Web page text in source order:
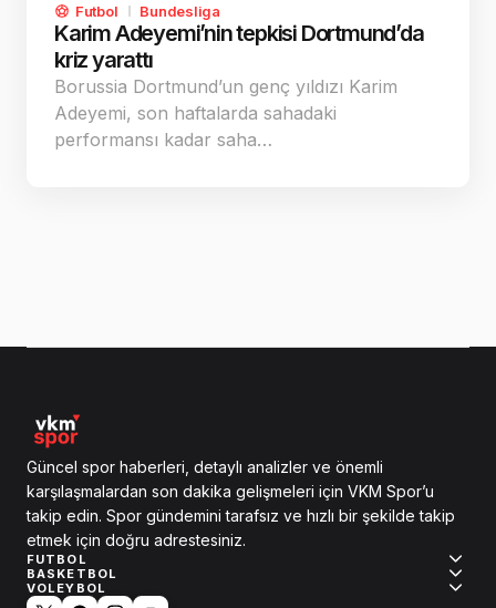
Futbol Bundesliga
Karim Adeyemi’nin tepkisi Dortmund’da
kriz yarattı
Borussia Dortmund’un genç yıldızı Karim
Adeyemi, son haftalarda sahadaki
performansı kadar saha…
Güncel spor haberleri, detaylı analizler ve önemli
karşılaşmalardan son dakika gelişmeleri için VKM Spor’u
takip edin. Spor gündemini tarafsız ve hızlı bir şekilde takip
etmek için doğru adrestesiniz.
FUTBOL
BASKETBOL
VOLEYBOL